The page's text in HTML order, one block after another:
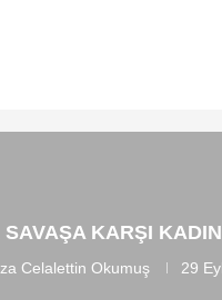
SAVAŞA KARŞI
Celalettin Okumuş 29